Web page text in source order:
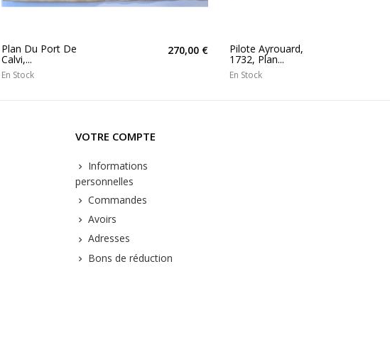
Plan Du Port De
Calvi,...
270,00 €
En Stock
Pilote Ayrouard,
1732, Plan...
En Stock
VOTRE COMPTE
Informations
personnelles
Commandes
Avoirs
Adresses
Bons de réduction